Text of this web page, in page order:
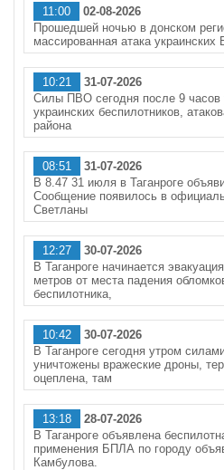
11:00
02-08-2026
Прошедшей ночью в донском
массированная атака
10:21
31-07-2026
Силы ПВО сегодня после 9 часов
украинских беспилотников,
района
08:51
31-07-2026
В 8.47 31 июля в Таганроге
Сообщение появилось в
Светланы
12:27
30-07-2026
В Таганроге начинается
метров от места падения
беспилотника,
10:42
30-07-2026
В Таганроге сегодня утром
уничтожены вражеские дроны,
оцеплена, там
13:18
28-07-2026
В Таганроге объявлена
применения БПЛА по городу
Камбулова.